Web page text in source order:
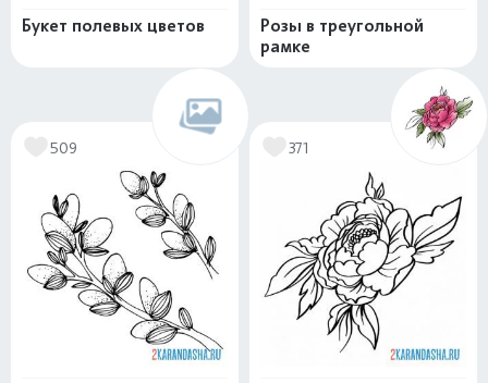
Букет полевых цветов
Розы в треугольной
рамке
509 371